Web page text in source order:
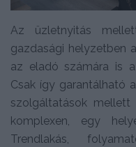
Az üzletnyitás
gazdasági helyzetben
az eladó számára is
Csak így garantálható
szolgáltatások
komplexen, egy
Trendlakás,